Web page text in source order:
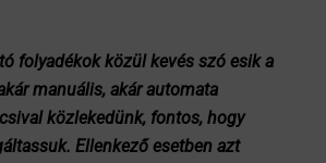
folyadékok közül kevés szó esik a
manuális, akár automata
közlekedünk, fontos, hogy
Ellenkező esetben azt